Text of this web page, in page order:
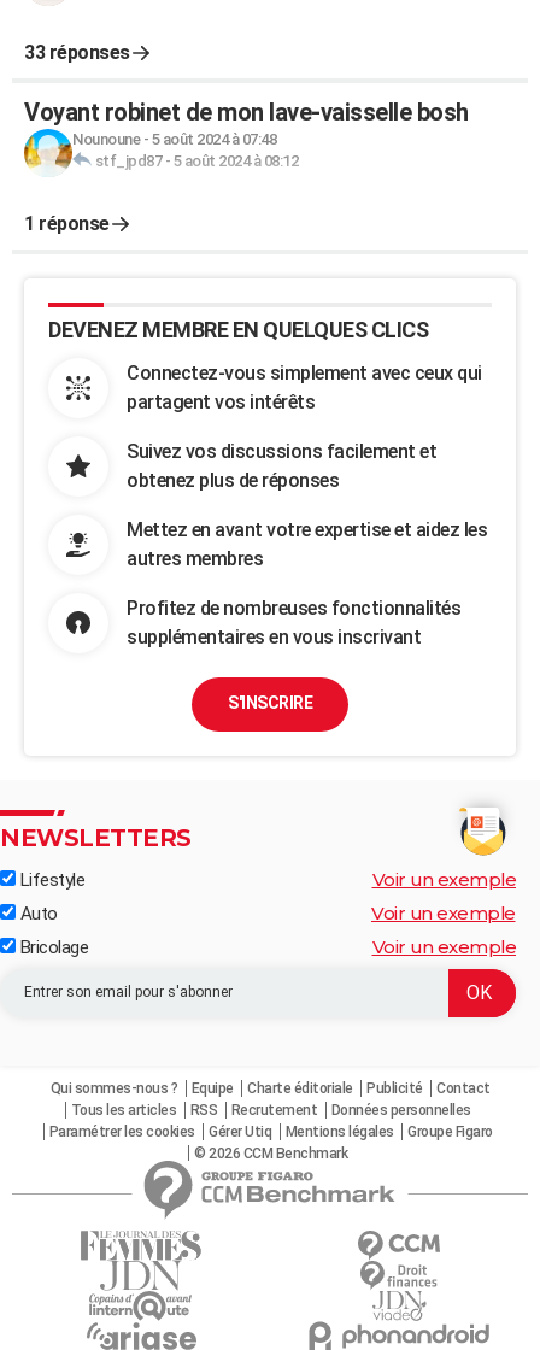
33 réponses
Voyant robinet de mon lave-vaisselle bosh
Nounoune- 5 août 2024 à 07:48
stf_jpd87- 5 août 2024 à 08:12
1 réponse
DEVENEZ MEMBRE EN QUELQUES CLICS
Connectez-vous simplement avec ceux qui
partagent vos intérêts
Suivez vos discussions facilement et
obtenez plus de réponses
Mettez en avant votre expertise et aidez les
autres membres
Profitez de nombreuses fonctionnalités
supplémentaires en vous inscrivant
S'INSCRIRE
NEWSLETTERS
Lifestyle Voir un exemple
Auto Voir un exemple
Bricolage Voir un exemple
Qui sommes-nous ? Equipe Charte éditoriale Publicité
Contact
Tous les articles
RSS Recrutement
Données personnelles
Paramétrer les cookies
Gérer Utiq Mentions légales
Groupe Figaro
© 2026 CCM Benchmark